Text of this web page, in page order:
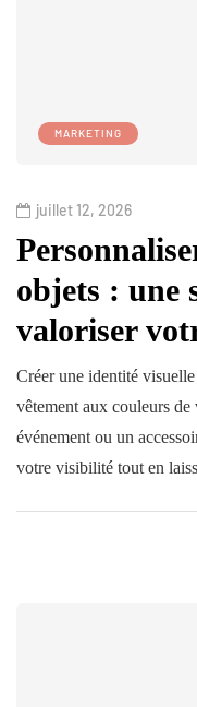
MARKETING
juillet 12, 2026
objets : une
valoriser
Créer une identité
vêtement aux couleurs
événement ou un
votre visibilité tout en